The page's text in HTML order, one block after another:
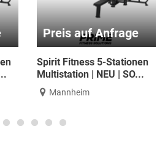
6.800,00 €
6.800,00 € inkl. 0 % MwSt.
Cross Cage
Hanau